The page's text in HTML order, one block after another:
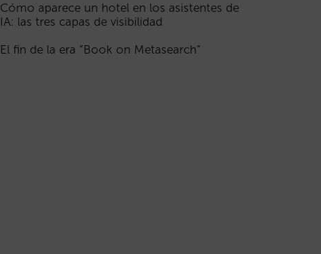
Cómo aparece un hotel en los asistentes de
IA: las tres capas de visibilidad
El fin de la era “Book on Metasearch”